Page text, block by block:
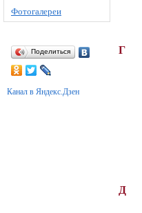
Фотогалереи
Поделиться
Канал в Яндекс.Дзен
Г
Д